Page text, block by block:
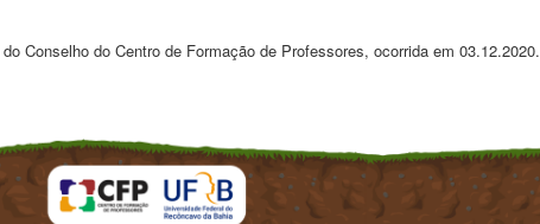
Conselho do Centro de Formação de Professores, ocorrida em 03.12.2020.